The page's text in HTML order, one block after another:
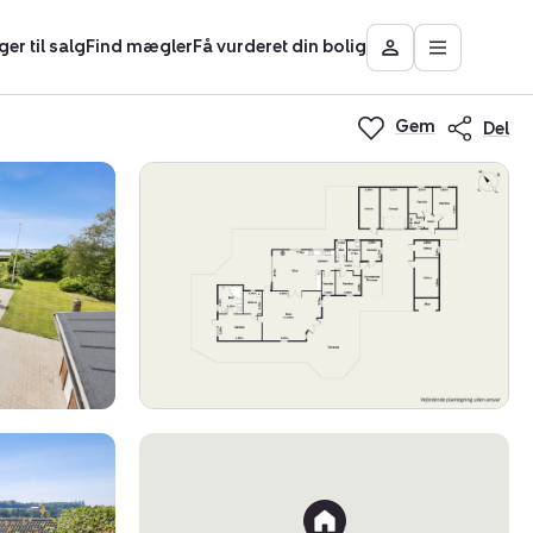
til salgFind mæglerFå vurderet din bolig
Besøg
Mit
Nybolig
Åbn
Gem Del